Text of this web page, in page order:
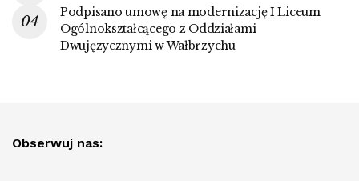
Podpisano umowę na modernizację I Liceum
Ogólnokształcącego z Oddziałami
Dwujęzycznymi w Wałbrzychu
Obserwuj nas: